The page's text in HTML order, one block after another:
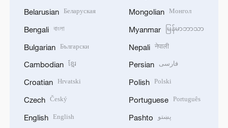
Belarusian Беларуская
Bengali বাংলা
Bulgarian Български
Cambodian ខ្មែរ
Croatian Hrvatski
Czech Český
English English
Mongolian Монгол
Myanmar မြန်မာဘာသာ
Nepali नेपाली
Persian فارسی
Polish Polski
Portuguese Português
Pashto پښتو